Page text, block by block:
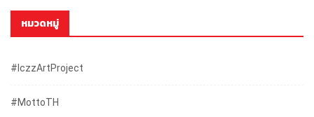
หมวดหมู่
#iczzArtProject
#mottoTH